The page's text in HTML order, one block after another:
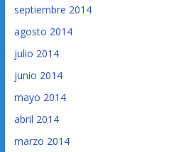
septiembre 2014
agosto 2014
julio 2014
junio 2014
mayo 2014
abril 2014
marzo 2014